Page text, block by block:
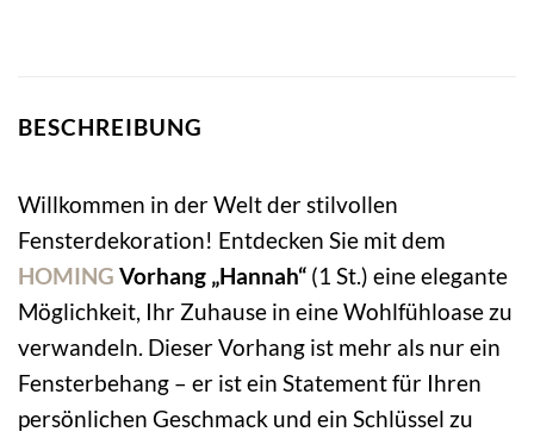
BESCHREIBUNG
Willkommen in der Welt der stilvollen
Fensterdekoration! Entdecken Sie mit dem
HOMING Vorhang „Hannah“ (1 St.) eine elegante
Möglichkeit, Ihr Zuhause in eine Wohlfühloase zu
verwandeln. Dieser Vorhang ist mehr als nur ein
Fensterbehang – er ist ein Statement für Ihren
persönlichen Geschmack und ein Schlüssel zu